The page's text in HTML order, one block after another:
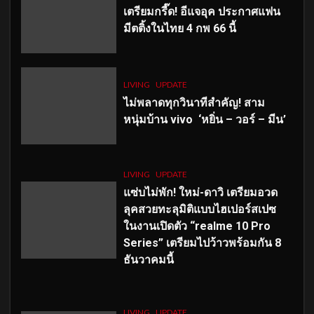
เตรียมกรี๊ด! อีแจอุค ประกาศแฟน
มีตติ้งในไทย 4 กพ 66 นี้
LIVING UPDATE
ไม่พลาดทุกวินาทีสำคัญ! สาม
หนุ่มบ้าน vivo ‘หยิ่น – วอร์ – มีน’
LIVING UPDATE
แซ่บไม่พัก! ใหม่-ดาวิ เตรียมอวด
ลุคสวยทะลุมิติแบบไฮเปอร์สเปซ
ในงานเปิดตัว “realme 10 Pro
Series” เตรียมไปว้าวพร้อมกัน 8
ธันวาคมนี้